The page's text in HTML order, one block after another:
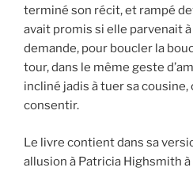
terminé son récit, et rampé
avait promis si elle parvenait
demande, pour boucler la
tour, dans le même geste
incliné jadis à tuer sa
consentir.
Le livre contient dans sa
allusion à Patricia Highsmith à